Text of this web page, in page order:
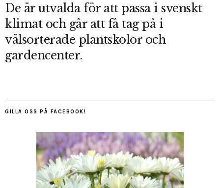
De är utvalda för att passa i svenskt
klimat och går att få tag på i
välsorterade plantskolor och
gardencenter.
GILLA OSS PÅ FACEBOOK!